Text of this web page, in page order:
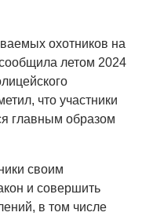
охотников на
летом 2024
что участники
главным образом
своим
и совершить
в том числе